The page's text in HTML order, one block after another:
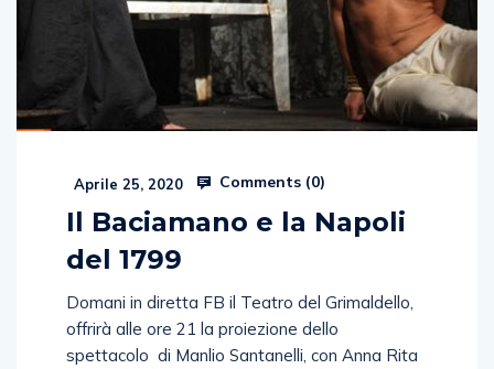
Aprile 25, 2020 Comments (0)
Il Baciamano e la Napoli
del 1799
Domani in diretta FB il Teatro del Grimaldello,
offrirà alle ore 21 la proiezione dello
spettacolo di Manlio Santanelli, con Anna Rita